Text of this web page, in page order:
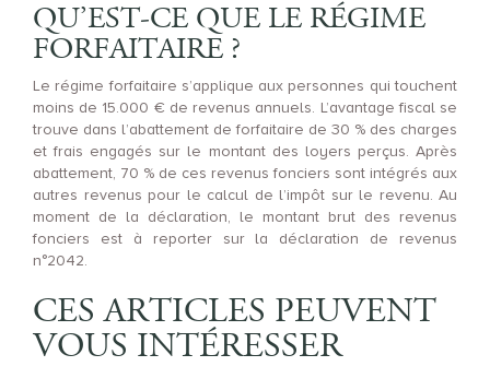
QU’EST-CE QUE LE RÉGIME
FORFAITAIRE ?
Le régime forfaitaire s’applique aux personnes qui touchent
moins de 15.000 € de revenus annuels. L’avantage fiscal se
trouve dans l’abattement de forfaitaire de 30 % des charges
et frais engagés sur le montant des loyers perçus. Après
abattement, 70 % de ces revenus fonciers sont intégrés aux
autres revenus pour le calcul de l’impôt sur le revenu. Au
moment de la déclaration, le montant brut des revenus
fonciers est à reporter sur la déclaration de revenus
n°2042.
CES ARTICLES PEUVENT
VOUS INTÉRESSER